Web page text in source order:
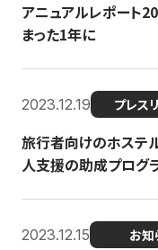
アニュアルレポート
まった1年に
2023.12.19 プレス
旅行者向けのホステ
人支援の助成プログ
2023.12.15 お知